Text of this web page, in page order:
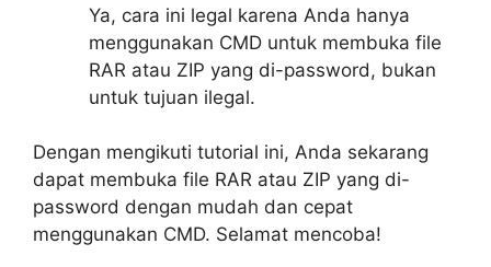
Ya, cara ini legal karena Anda hanya
menggunakan CMD untuk membuka file
RAR atau ZIP yang di-password, bukan
untuk tujuan ilegal.
Dengan mengikuti tutorial ini, Anda sekarang
dapat membuka file RAR atau ZIP yang di-
password dengan mudah dan cepat
menggunakan CMD. Selamat mencoba!